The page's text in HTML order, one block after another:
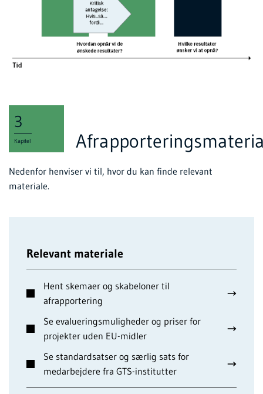
Kapitel
3
Nedenfor henviser vi til, hvor du kan finde relevant
materiale.
Relevant materiale
Hent skemaer og skabeloner til
afrapportering
Se evalueringsmuligheder og priser for
projekter uden EU-midler
Se standardsatser og særlig sats for
medarbejdere fra GTS-institutter